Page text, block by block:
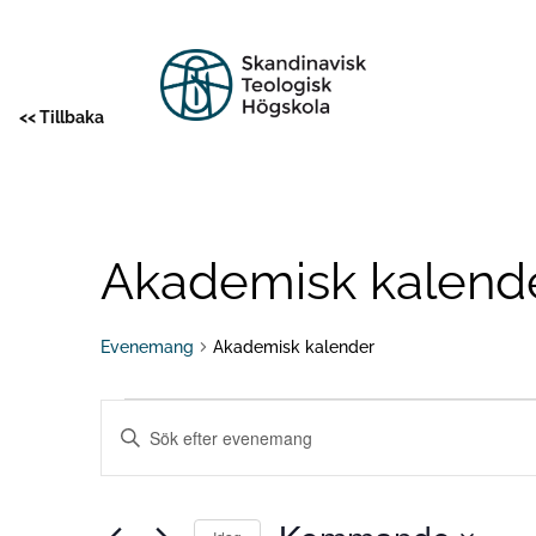
<< Tillbaka
Akademisk
Evenemang Akademisk kalender
Evenemang
Evenemang
Search
Ange
Sök